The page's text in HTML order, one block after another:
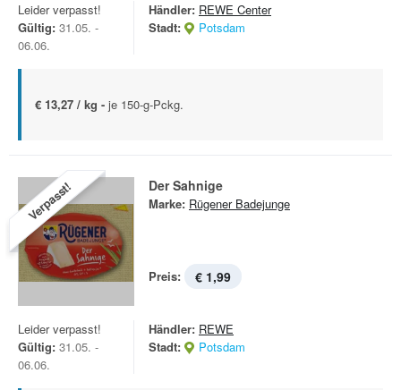
Leider verpasst!
Gültig: 31.05. -
06.06.
Händler: REWE Center
Stadt:
Potsdam
€ 13,27 / kg - je 150-g-Pckg.
Verpasst! Der Sahnige
Marke: Rügener Badejunge
Preis: € 1,99
Leider verpasst!
Gültig: 31.05. -
06.06.
Händler: REWE
Stadt:
Potsdam